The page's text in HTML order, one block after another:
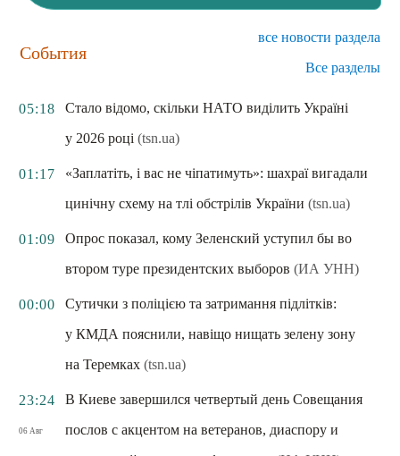
События
все новости раздела
Все разделы
05:18
Стало відомо, скільки НАТО виділить Україні
у 2026 році (tsn.ua)
01:17
«Заплатіть, і вас не чіпатимуть»: шахраї вигадали
цинічну схему на тлі обстрілів України (tsn.ua)
01:09
Опрос показал, кому Зеленский уступил бы во
втором туре президентских выборов (ИА УНН)
00:00
Сутички з поліцією та затримання підлітків:
у КМДА пояснили, навіщо нищать зелену зону
на Теремках (tsn.ua)
23:24
06 Авг
В Киеве завершился четвертый день Совещания
послов с акцентом на ветеранов, диаспору и